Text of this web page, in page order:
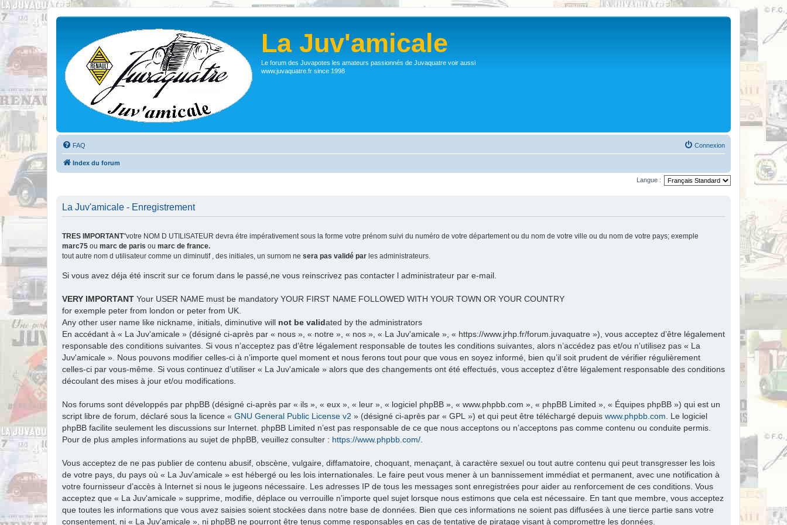
La Juv'amicale
Le forum des Juvapotes les amateurs passionnés de Juvaquatre voir aussi
www.juvaquatre.fr since 1998
FAQ Connexion
Index du forum
Langue :
La Juv'amicale - Enregistrement
TRES IMPORTANT"votre NOM D UTILISATEUR devra étre impérativement sous la forme votre prénom suivi du numéro de votre département ou du nom de votre ville ou du nom de votre pays; exemple
marc75 ou marc de paris ou marc de france.
tout autre nom d utilisateur comme un diminutif , des initiales, un surnom ne sera pas validé par les administrateurs.
Si vous avez déja été inscrit sur ce forum dans le passé,ne vous reinscrivez pas contacter l administrateur par e-mail.
VERY IMPORTANT Your USER NAME must be mandatory YOUR FIRST NAME FOLLOWED WITH YOUR TOWN OR YOUR COUNTRY
for exemple peter from london or peter from UK.
Any other user name like nickname, initials, diminutive will not be validated by the administrators
En accédant à « La Juv'amicale » (désigné ci-après par « nous », « notre », « nos », « La Juv'amicale », « https://www.jrhp.fr/forum.juvaquatre »), vous acceptez d’être légalement
responsable des conditions suivantes. Si vous n’acceptez pas d’être légalement responsable de toutes les conditions suivantes, alors n’accédez pas et/ou n’utilisez pas « La
Juv'amicale ». Nous pouvons modifier celles-ci à n’importe quel moment et nous ferons tout pour que vous en soyez informé, bien qu’il soit prudent de vérifier régulièrement
celles-ci par vous-même. Si vous continuez d’utiliser « La Juv'amicale » alors que des changements ont été effectués, vous acceptez d’être légalement responsable des conditions
découlant des mises à jour et/ou modifications.
Nos forums sont développés par phpBB (désigné ci-après par « ils », « eux », « leur », « logiciel phpBB », « www.phpbb.com », « phpBB Limited », « Équipes phpBB ») qui est un
script libre de forum, déclaré sous la licence « GNU General Public License v2 » (désigné ci-après par « GPL ») et qui peut être téléchargé depuis www.phpbb.com . Le logiciel
phpBB facilite seulement les discussions sur Internet. phpBB Limited n’est pas responsable de ce que nous acceptons ou n’acceptons pas comme contenu ou conduite permis.
Pour de plus amples informations au sujet de phpBB, veuillez consulter : https://www.phpbb.com/
Vous acceptez de ne pas publier de contenu abusif, obscène, vulgaire, diffamatoire, choquant, menaçant, à caractère sexuel ou tout autre contenu qui peut transgresser les lois
de votre pays, du pays où « La Juv'amicale » est hébergé ou les lois internationales. Le faire peut vous mener à un bannissement immédiat et permanent, avec une notification à
votre fournisseur d’accès à Internet si nous le jugeons nécessaire. Les adresses IP de tous les messages sont enregistrées pour aider au renforcement de ces conditions. Vous
acceptez que « La Juv'amicale » supprime, modifie, déplace ou verrouille n’importe quel sujet lorsque nous estimons que cela est nécessaire. En tant que membre, vous acceptez
que toutes les informations que vous avez saisies soient stockées dans notre base de données. Bien que ces informations ne soient pas diffusées à une tierce partie sans votre
consentement, ni « La Juv'amicale », ni phpBB ne pourront être tenus comme responsables en cas de tentative de piratage visant à compromettre les données.